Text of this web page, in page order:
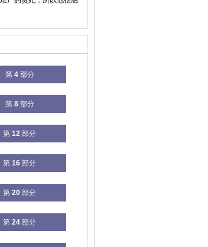
第 4部分
第 8部分
第 12 部分
第 16 部分
第 20 部分
第 24 部分